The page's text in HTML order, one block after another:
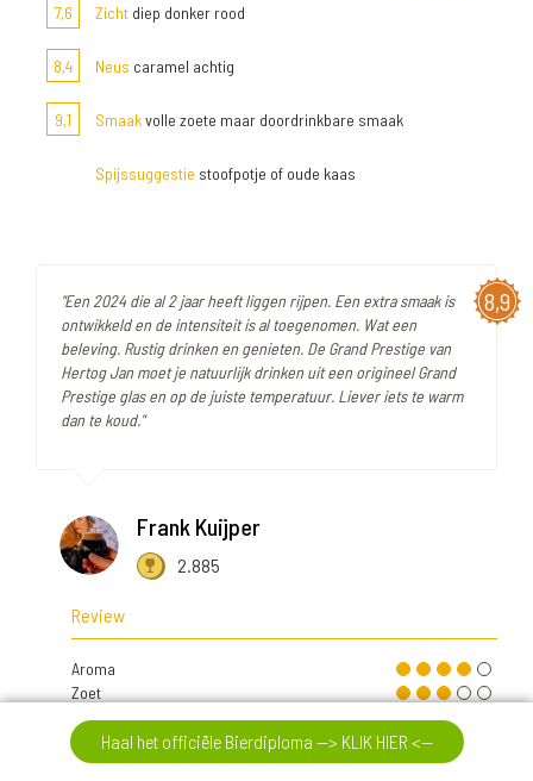
7,6
Zicht diep donker rood
8,4 Neus caramel achtig
9,1 Smaakvolle zoete maar doordrinkbare smaak
Spijssuggestie stoofpotje of oude kaas
8,9
"Een 2024 die al 2 jaar heeft liggen rijpen. Een extra smaak is
ontwikkeld en de intensiteit is al toegenomen. Wat een
beleving. Rustig drinken en genieten. De Grand Prestige van
Hertog Jan moet je natuurlijk drinken uit een origineel Grand
Prestige glas en op de juiste temperatuur. Liever iets te warm
dan te koud."
Frank Kuijper
2.885
Review
Aroma
Zoet
Zuur
Bitter
Fruitig
Haal het officiële Bierdiploma --> KLIK HIER <--